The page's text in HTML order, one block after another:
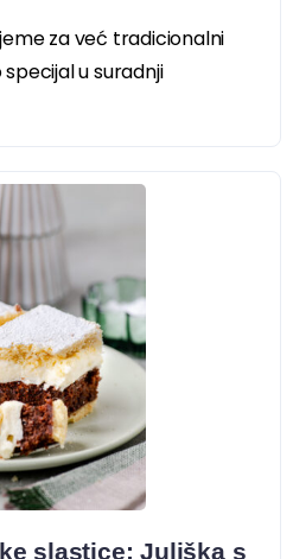
za već tradicionalni
u suradnji
slastice: Juliška s